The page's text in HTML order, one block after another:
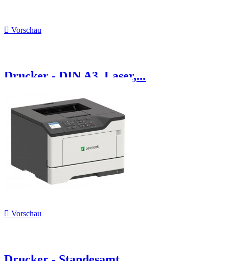
 Vorschau
Drucker - DIN A3, Laser,...
 Vorschau
Drucker - Standesamt...